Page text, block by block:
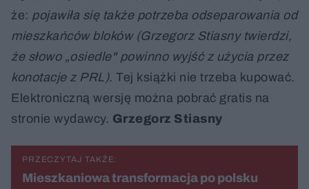
że: pojawiła się także potrzeba odseparowania od
mieszkańców bloków (Grzegorz Stiasny twierdzi,
że słowo „osiedle" powinno wyjść z użycia przez
konotacje z PRL). Tej książki nie trzeba kupować.
Elektroniczną wersję można pobrać gratis na
stronie wydawcy. Grzegorz Stiasny
PRZECZYTAJ TAKŻE:
Mieszkaniowa transformacja po polsku